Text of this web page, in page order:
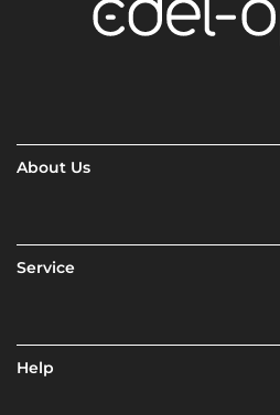
About Us
Service
Help